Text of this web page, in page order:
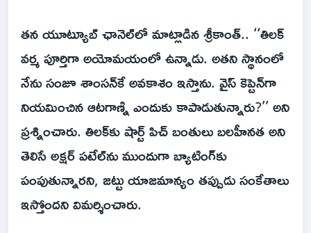
తన యూట్యూబ్ ఛానెల్‌లో మాట్లాడిన శ్రీకాంత్.. ‘‘తిలక్
వర్మ పూర్తిగా అయోమయంలో ఉన్నాడు. అతని స్థానంలో
నేను సంజూ శాంసన్‌కే అవకాశం ఇస్తాను. వైస్ కెప్టెన్‌గా
నియమించిన ఆటగాణ్ని ఎందుకు కాపాడుతున్నారు?’’ అని
ప్రశ్నించారు. తిలక్‌కు షార్ట్ పిచ్ బంతులు బలహీనత అని
తెలిసే అక్షర్ పటేల్‌ను ముందుగా బ్యాటింగ్‌కు
పంపుతున్నారని, జట్టు యాజమాన్యం తప్పుడు సంకేతాలు
ఇస్తోందని విమర్శించారు.